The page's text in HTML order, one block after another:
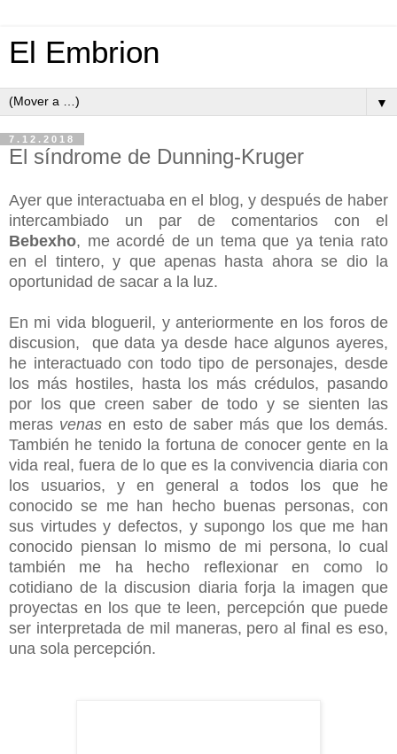
El Embrion
▼
7.12.2018
El síndrome de Dunning-Kruger
Ayer que interactuaba en el blog, y después de haber
intercambiado un par de comentarios con el
Bebexho, me acordé de un tema que ya tenia rato
en el tintero, y que apenas hasta ahora se dio la
oportunidad de sacar a la luz.
En mi vida blogueril, y anteriormente en los foros de
discusion, que data ya desde hace algunos ayeres,
he interactuado con todo tipo de personajes, desde
los más hostiles, hasta los más crédulos, pasando
por los que creen saber de todo y se sienten las
meras venas en esto de saber más que los demás.
También he tenido la fortuna de conocer gente en la
vida real, fuera de lo que es la convivencia diaria con
los usuarios, y en general a todos los que he
conocido se me han hecho buenas personas, con
sus virtudes y defectos, y supongo los que me han
conocido piensan lo mismo de mi persona, lo cual
también me ha hecho reflexionar en como lo
cotidiano de la discusion diaria forja la imagen que
proyectas en los que te leen, percepción que puede
ser interpretada de mil maneras, pero al final es eso,
una sola percepción.